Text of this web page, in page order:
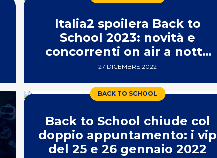
Italia2 spoilera Back to
School 2023: novità e
concorrenti on air a notte
fonda
27 DICEMBRE 2022
BACK TO SCHOOL
Back to School chiude col
doppio appuntamento: i vip
del 25 e 26 gennaio 2022